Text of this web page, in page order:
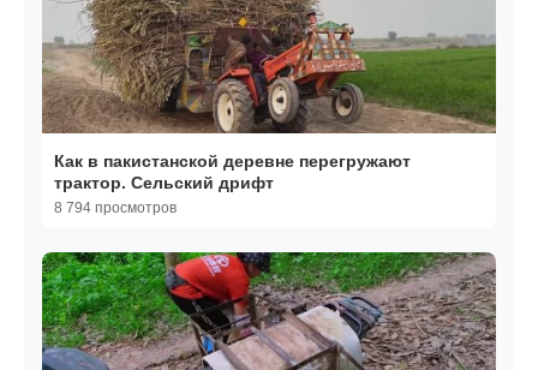
Как в пакистанской деревне перегружают
трактор. Сельский дрифт
8 794 просмотров